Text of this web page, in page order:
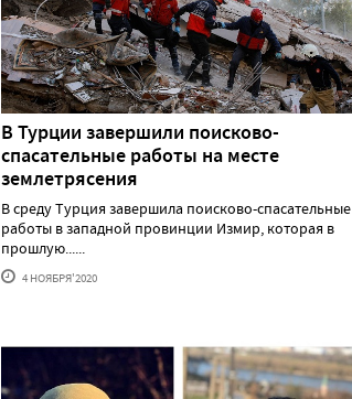
В Турции завершили поисково-
спасательные работы на месте
землетрясения
В среду Турция завершила поисково-спасательные
работы в западной провинции Измир, которая в
прошлую......
4 НОЯБРЯ'2020